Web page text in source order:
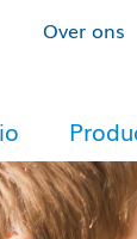
Over ons